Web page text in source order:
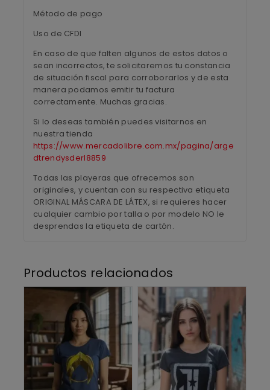
Método de pago
Uso de CFDI
En caso de que falten algunos de estos datos o
sean incorrectos, te solicitaremos tu constancia
de situación fiscal para corroborarlos y de esta
manera podamos emitir tu factura
correctamente. Muchas gracias.
Si lo deseas también puedes visitarnos en
nuestra tienda
https://www.mercadolibre.com.mx/pagina/arge
dtrendysderl8859
Todas las playeras que ofrecemos son
originales, y cuentan con su respectiva etiqueta
ORIGINAL MÁSCARA DE LÁTEX, si requieres hacer
cualquier cambio por talla o por modelo NO le
desprendas la etiqueta de cartón.
Productos relacionados